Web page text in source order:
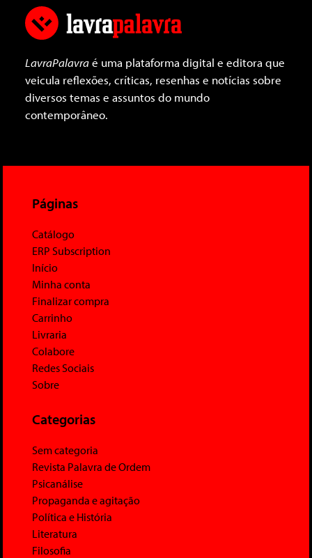
LavraPalavraé uma plataforma digital e editora que
veicula reflexões, críticas, resenhas e notícias sobre
diversos temas e assuntos do mundo
contemporâneo.
Páginas
Catálogo
ERP Subscription
Início
Minha conta
Finalizar compra
Carrinho
Livraria
Colabore
Redes Sociais
Sobre
Categorias
Sem categoria
Revista Palavra de Ordem
Psicanálise
Propaganda e agitação
Política e História
Literatura
Filosofia